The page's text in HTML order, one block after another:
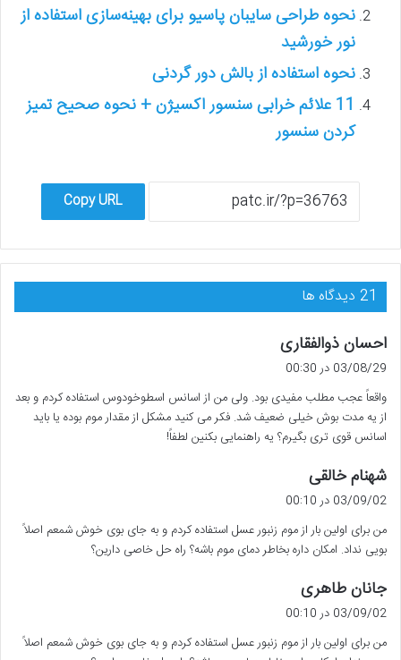
نحوه طراحی سایبان پاسیو برای بهینه‌سازی استفاده از
نور خورشید
نحوه استفاده از بالش دور گردنی
11 علائم خرابی سنسور اکسیژن + نحوه صحیح تمیز
کردن سنسور
Copy URL
‫21 دیدگاه ها
احسان ذوالفقاری
:
03/08/29 در 00:30
واقعاً عجب مطلب مفیدی بود. ولی من از اسانس اسطوخودوس استفاده کردم و بعد
از یه مدت بوش خیلی ضعیف شد. فکر می کنید مشکل از مقدار موم بوده یا باید
اسانس قوی تری بگیرم؟ یه راهنمایی بکنین لطفاً!
شهنام خالقی
ف
:
03/09/02 در 00:10
من برای اولین بار از موم زنبور عسل استفاده کردم و به جای بوی خوش شمعم اصلاً
بویی نداد. امکان داره بخاطر دمای موم باشه؟ راه حل خاصی دارین؟
جانان طاهری
ف
03/09/02 در 00:10
من برای اولین بار از موم زنبور عسل استفاده کردم و به جای بوی خوش شمعم اصلاً